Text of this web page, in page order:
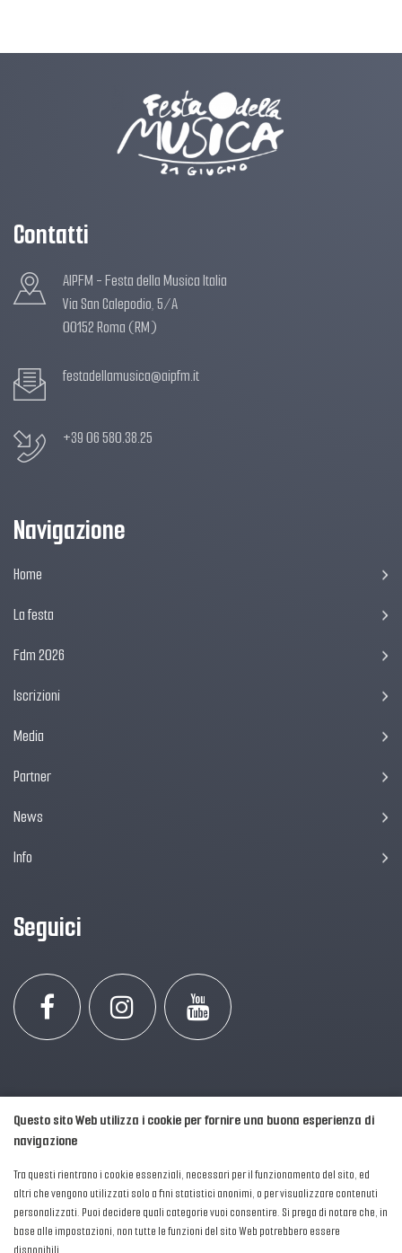
Contatti
AIPFM - Festa della Musica Italia
Via San Calepodio, 5/A
00152 Roma (RM)
festadellamusica@aipfm.it
+39 06 580.38.25
Navigazione
Home
La festa
Fdm 2026
Iscrizioni
Media
Partner
News
Info
Seguici
2016-2026 © AIPFM - Festa della Musica Italia Tutti i Diritti Riservati.
Privacy Policy
| Cookies
Questo sito Web utilizza i cookie per fornire una buona esperienza di
navigazione
Tra questi rientrano i cookie essenziali, necessari per il funzionamento del sito, ed
altri che vengono utilizzati solo a fini statistici anonimi, o per visualizzare contenuti
personalizzati. Puoi decidere quali categorie vuoi consentire. Si prega di notare che, in
base alle impostazioni, non tutte le funzioni del sito Web potrebbero essere